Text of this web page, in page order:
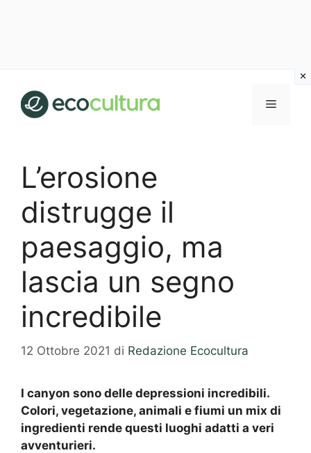
contenuto
MENU
L’erosione
distrugge il
paesaggio, ma
lascia un segno
incredibile
12 Ottobre 2021 di Redazione Ecocultura
I canyon sono delle depressioni incredibili.
Colori, vegetazione, animali e fiumi un mix di
ingredienti rende questi luoghi adatti a veri
avventurieri.